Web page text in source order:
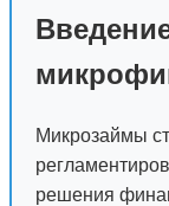
Микрозаймы
решения